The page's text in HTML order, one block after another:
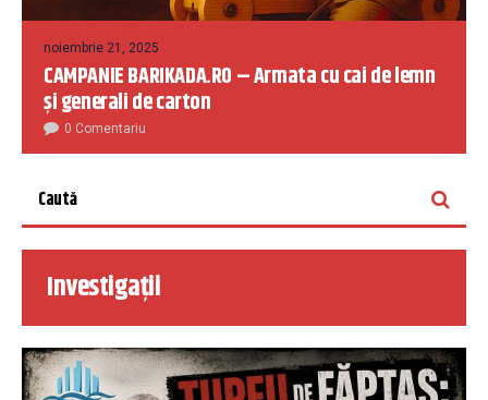
noiembrie 21, 2025
CAMPANIE BARIKADA.RO – Armata cu cai de lemn
și generali de carton
0 Comentariu
Investigații